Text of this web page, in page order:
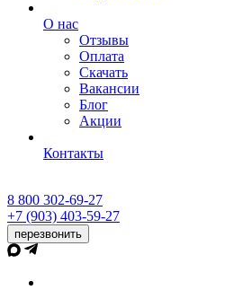
О нас
Отзывы
Оплата
Скачать
Вакансии
Блог
Акции
Контакты
8 800 302-69-27
+7 (903) 403-59-27
перезвонить